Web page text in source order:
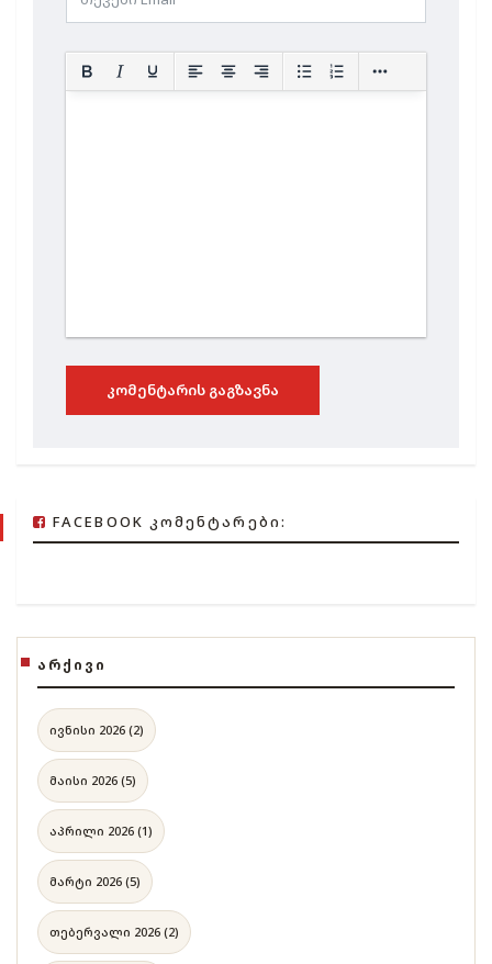
ᲙᲝᲛᲔᲜᲢᲐᲠᲘᲡ ᲒᲐᲒᲖᲐᲕᲜᲐ
FACEBOOK ᲙᲝᲛᲔᲜᲢᲐᲠᲔᲑᲘ:
ᲐᲠᲥᲘᲕᲘ
ივნისი 2026 (2)
მაისი 2026 (5)
აპრილი 2026 (1)
მარტი 2026 (5)
თებერვალი 2026 (2)